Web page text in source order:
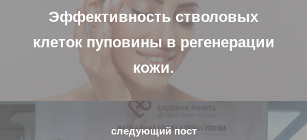
Эффективность стволовых
клеток пуповины в регенерации
кожи.
следующий пост